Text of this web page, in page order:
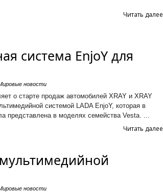
Читать далее
система EnjoY для
новости
о старте продаж автомобилей XRAY и XRAY
системой LADA EnjoY, которая в
представлена в моделях семейства Vesta. ...
Читать далее
новости